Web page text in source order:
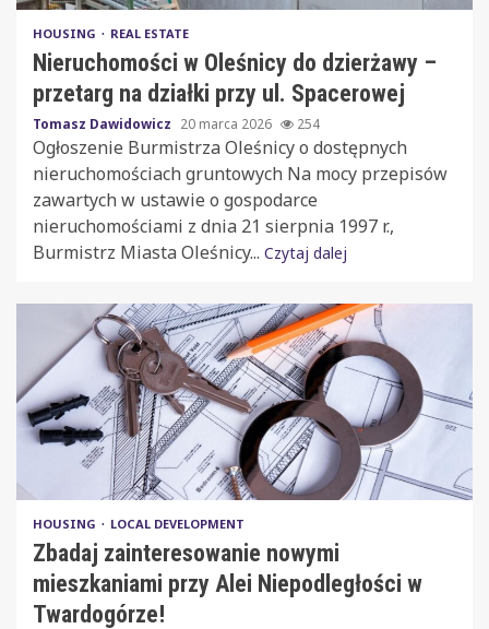
HOUSING REAL ESTATE
Nieruchomości w Oleśnicy do dzierżawy –
przetarg na działki przy ul. Spacerowej
Tomasz Dawidowicz 20 marca 2026 254
Ogłoszenie Burmistrza Oleśnicy o dostępnych
nieruchomościach gruntowych Na mocy przepisów
zawartych w ustawie o gospodarce
nieruchomościami z dnia 21 sierpnia 1997 r.,
Burmistrz Miasta Oleśnicy... Czytaj dalej
HOUSING LOCAL DEVELOPMENT
Zbadaj zainteresowanie nowymi
mieszkaniami przy Alei Niepodległości w
Twardogórze!